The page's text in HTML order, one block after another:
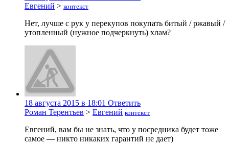
Евгений > контекст
Нет, лучше с рук у перекупов покупать битый / ржавый /
утопленный (нужное подчеркнуть) хлам?
18 августа 2015 в 18:01 Ответить
Роман Терентьев > Евгений контекст
Евгений, вам бы не знать, что у посредника будет тоже
самое — никто никаких гарантий не дает)